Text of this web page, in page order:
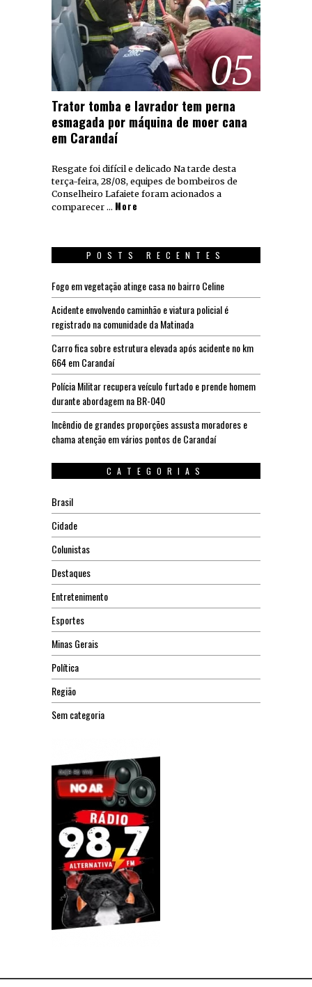
05
Trator tomba e lavrador tem perna
esmagada por máquina de moer cana
em Carandaí
Resgate foi difícil e delicado Na tarde desta
terça-feira, 28/08, equipes de bombeiros de
Conselheiro Lafaiete foram acionados a
comparecer … More
POSTS RECENTES
Fogo em vegetação atinge casa no bairro Celine
Acidente envolvendo caminhão e viatura policial é
registrado na comunidade da Matinada
Carro fica sobre estrutura elevada após acidente no km
664 em Carandaí
Polícia Militar recupera veículo furtado e prende homem
durante abordagem na BR-040
Incêndio de grandes proporções assusta moradores e
chama atenção em vários pontos de Carandaí
CATEGORIAS
Brasil
Cidade
Colunistas
Destaques
Entretenimento
Esportes
Minas Gerais
Política
Região
Sem categoria